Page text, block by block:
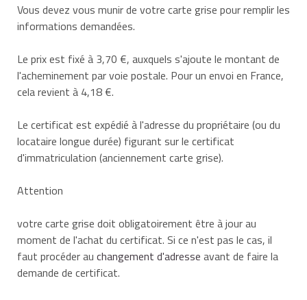
Vous devez vous munir de votre carte grise pour remplir les
informations demandées.
Le prix est fixé à 3,70 €, auxquels s'ajoute le montant de
l'acheminement par voie postale. Pour un envoi en France,
cela revient à 4,18 €.
Le certificat est expédié à l'adresse du propriétaire (ou du
locataire longue durée) figurant sur le certificat
d'immatriculation (anciennement carte grise).
Attention
votre carte grise doit obligatoirement être à jour au
moment de l'achat du certificat. Si ce n'est pas le cas, il
faut procéder au changement d'adresse avant de faire la
demande de certificat.